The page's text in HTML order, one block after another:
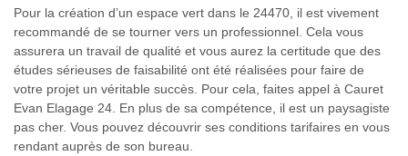
Pour la création d’un espace vert dans le 24470, il est vivement
recommandé de se tourner vers un professionnel. Cela vous
assurera un travail de qualité et vous aurez la certitude que des
études sérieuses de faisabilité ont été réalisées pour faire de
votre projet un véritable succès. Pour cela, faites appel à Cauret
Evan Elagage 24. En plus de sa compétence, il est un paysagiste
pas cher. Vous pouvez découvrir ses conditions tarifaires en vous
rendant auprès de son bureau.